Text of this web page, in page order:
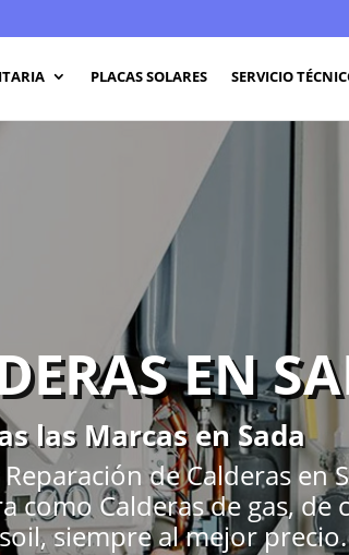
PLACAS SOLARES SERVICIO
EN
las Marcas en Sada
de Calderas en
Calderas de gas, de
siempre al mejor precio.